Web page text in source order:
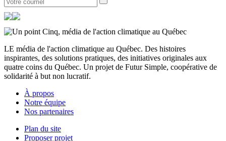
LE média de l'action climatique au Québec. Des histoires
inspirantes, des solutions pratiques, des initiatives originales aux
quatre coins du Québec. Un projet de Futur Simple, coopérative de
solidarité à but non lucratif.
À propos
Notre équipe
Nos partenaires
Plan du site
Proposer projet